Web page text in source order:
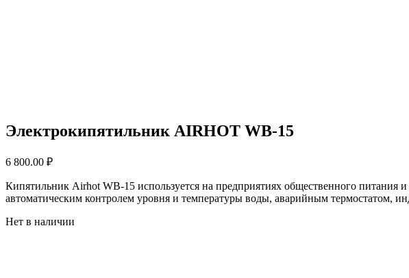
Электрокипятильник AIRHOT WB-15
6 800.00 ₽
Кипятильник Airhot WB-15 используется на предприятиях общественного питания
автоматическим контролем уровня и температуры воды, аварийным термостатом,
Нет в наличии